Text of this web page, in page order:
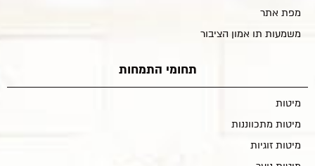
מפת אתר
משמעות תו אמון הציבור
תחומי התמחות
מיטות
מיטות מתכווננות
מיטות זוגיות